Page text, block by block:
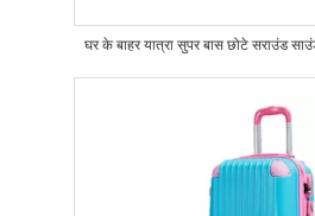
घर के बाहर यात्रा सुपर बास छोटे सराउंड